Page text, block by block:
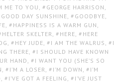
ME TO YOU , GEORGE HARRISON ,
GOOD DAY SUNSHINE, GOODBYE,
, HAPPINESS IS A WARM GUN ,
HELTER SKELTER, HERE, HERE
, HEY JUDE, I AM THE WALRUS , I
THERE, I SHOULD HAVE KNOWN
HAND , I WANT YOU (SHE’S SO
, I’M A LOSER, I’M DOWN , I’M
, I’VE GOT A FEELING , I’VE JUST